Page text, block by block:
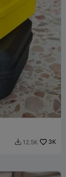
 12.5K 3K